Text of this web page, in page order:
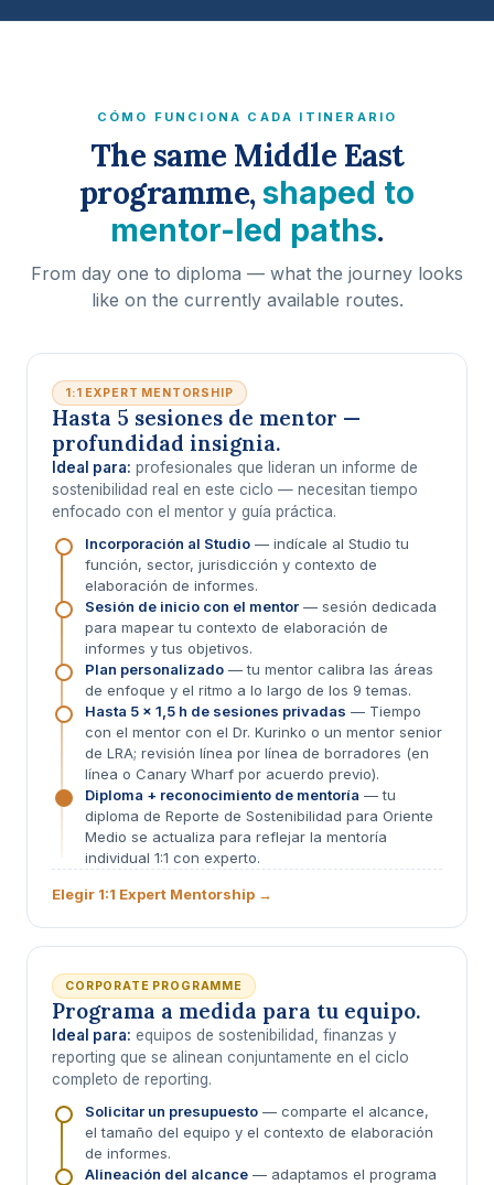
CÓMO FUNCIONA CADA ITINERARIO
The same Middle East
programme,shaped to
mentor-led paths.
From day one to diploma — what the journey looks
like on the currently available routes.
1:1 EXPERT MENTORSHIP
Hasta 5 sesiones de mentor —
profundidad insignia.
Ideal para: profesionales que lideran un informe de
sostenibilidad real en este ciclo — necesitan tiempo
enfocado con el mentor y guía práctica.
Incorporación al Studio — indícale al Studio tu
función, sector, jurisdicción y contexto de
elaboración de informes.
Sesión de inicio con el mentor — sesión dedicada
para mapear tu contexto de elaboración de
informes y tus objetivos.
Plan personalizado — tu mentor calibra las áreas
de enfoque y el ritmo a lo largo de los 9 temas.
Hasta 5 × 1,5 h de sesiones privadas — Tiempo
con el mentor con el Dr. Kurinko o un mentor senior
de LRA; revisión línea por línea de borradores (en
línea o Canary Wharf por acuerdo previo).
Diploma + reconocimiento de mentoría — tu
diploma de Reporte de Sostenibilidad para Oriente
Medio se actualiza para reflejar la mentoría
individual 1:1 con experto.
Elegir 1:1 Expert Mentorship →
CORPORATE PROGRAMME
Programa a medida para tu equipo.
Ideal para: equipos de sostenibilidad, finanzas y
reporting que se alinean conjuntamente en el ciclo
completo de reporting.
Solicitar un presupuesto — comparte el alcance,
el tamaño del equipo y el contexto de elaboración
de informes.
Alineación del alcance — adaptamos el programa